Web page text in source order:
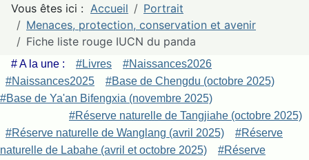
Vous êtes ici : Accueil
Portrait
Menaces, protection, conservation et avenir
Fiche liste rouge IUCN du panda
# A la une : #Livres
#Naissances2026
#Naissances2025
#Base de Chengdu (octobre 2025)
#Base de Ya'an Bifengxia (novembre 2025)
#Réserve naturelle de Tangjiahe (octobre 2025)
#Réserve naturelle de Wanglang (avril 2025)
#Réserve
naturelle de Labahe (avril et octobre 2025)
#Réserve